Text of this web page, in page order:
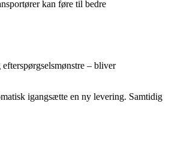
kan føre til bedre
– bliver
igangsætte en ny levering. Samtidig